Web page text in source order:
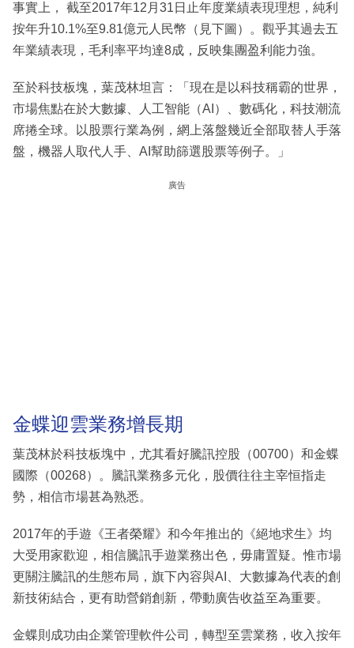
事實上， 截至2017年12月31日止年度業績表現理想，純利
按年升10.1%至9.81億元人民幣（見下圖）。觀乎其過去五
年業績表現，毛利率平均達8成，反映集團盈利能力強。
至於科技板塊，葉茂林坦言：「現在是以科技稱霸的世界，
市場焦點在於大數據、人工智能（AI）、數碼化，科技潮流
席捲全球。以股票行業為例，網上落盤幾近全部取替人手落
盤，機器人取代人手、AI幫助篩選股票等例子。」
廣告
金蝶迎雲業務增長期
葉茂林於科技板塊中，尤其看好騰訊控股（00700）和金蝶
國際（00268）。騰訊業務多元化，股價往往主宰恒指走
勢，相信市場甚為熟悉。
2017年的手遊《王者榮耀》和今年推出的《絕地求生》均
大受用家歡迎，相信騰訊手遊業務出色，毋庸置疑。惟市場
更關注騰訊的生態布局，旗下內容與AI、大數據為代表的創
新技術結合，更有助營銷創新，帶動廣告收益至為重要。
金蝶則成功由企業管理軟件公司，轉型至雲業務，收入按年